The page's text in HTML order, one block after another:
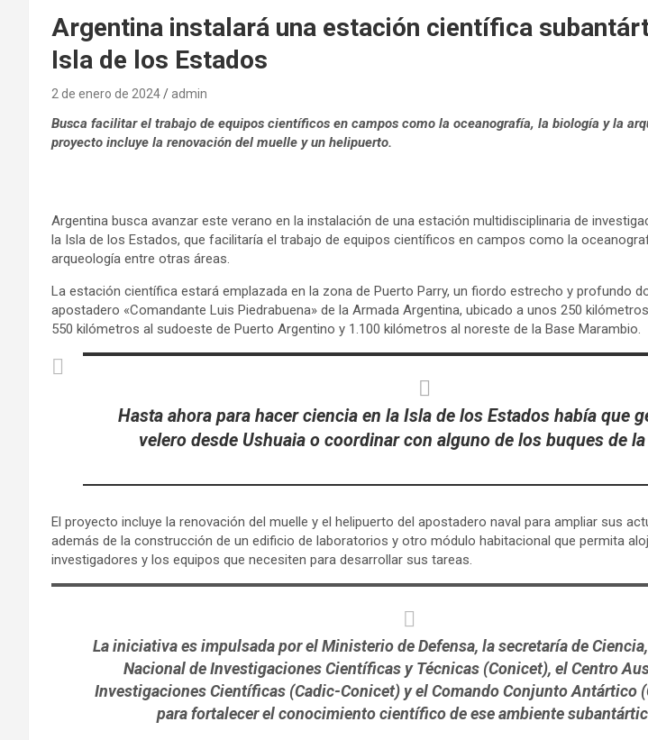
Argentina instalará una estación científica
Isla de los Estados
2 de enero de 2024 admin
Busca facilitar el trabajo de equipos científicos en campos como la oceanografía, la biología y la
proyecto incluye la renovación del muelle y un helipuerto.
Argentina busca avanzar este verano en la instalación de una estación multidisciplinaria de
la Isla de los Estados, que facilitaría el trabajo de equipos científicos en campos como la
arqueología entre otras áreas.
La estación científica estará emplazada en la zona de Puerto Parry, un fiordo estrecho y profundo
apostadero «Comandante Luis Piedrabuena» de la Armada Argentina, ubicado a unos 250
550 kilómetros al sudoeste de Puerto Argentino y 1.100 kilómetros al noreste de la Base Marambio.
Hasta ahora para hacer ciencia en la Isla de los Estados había que
velero desde Ushuaia o coordinar con alguno de los buques de
El proyecto incluye la renovación del muelle y el helipuerto del apostadero naval para ampliar sus
además de la construcción de un edificio de laboratorios y otro módulo habitacional que permita
investigadores y los equipos que necesiten para desarrollar sus tareas.
La iniciativa es impulsada por el Ministerio de Defensa, la secretaría de
Nacional de Investigaciones Científicas y Técnicas (Conicet), el Centro
Investigaciones Científicas (Cadic-Conicet) y el Comando Conjunto Antártico
para fortalecer el conocimiento científico de ese ambiente